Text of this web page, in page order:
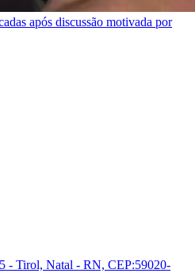
após discussão motivada por
- Tirol, Natal - RN, CEP:59020-